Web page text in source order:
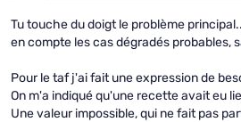
Tu touche du doigt le problème
en compte les cas dégradés probables,
Pour le taf j'ai fait une expression de
On m'a indiqué qu'une recette avait eu
Une valeur impossible, qui ne fait pas